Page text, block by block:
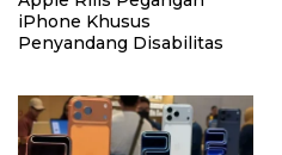
iPhone Khusus
Penyandang Disabilitas